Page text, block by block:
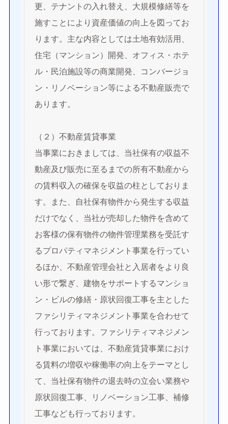
更、テナントの入れ替え、大規模修繕等を
施すことにより資産価値の向上を図ってお
ります。主な内容としては土地有効活用、
住宅（マンション）開発、オフィス・ホテ
ル・民泊施設等の商業開発、コンバージョ
ン・リノベーション等による不動産販売で
あります。
（２）不動産賃貸事業
当事業におきましては、当社保有の収益不
動産及び販売に至るまでの所有不動産から
の賃料収入の確保を収益の柱としておりま
す。また、自社保有物件から発生する収益
だけでなく、当社が売却した物件を含めて
お客様の保有物件の物件管理業務を受託す
るプロパティマネジメント事業を行ってい
るほか、不動産管理会社と入居者をより良
い形で繋ぎ、建物をサポートするマンショ
ン・ビルの修繕・原状回復工事を主とした
ファシリティマネジメント事業を合わせて
行っております。ファシリティマネジメン
ト事業においては、不動産賃貸事業におけ
る賃料の増収や稼働率の向上をテーマとし
て、当社保有物件の退去時の立会い業務や
原状回復工事、リノベーション工事、補修
工事なども行っております。